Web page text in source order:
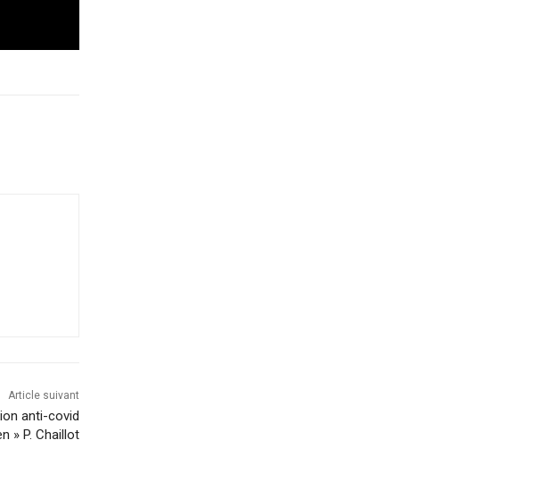
Article suivant
anti-covid
» P. Chaillot